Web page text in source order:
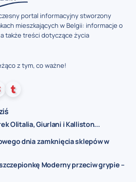
portal informacyjny stworzony
mieszkających w Belgii: informacje o
także treści dotyczące życia
z tym, co ważne!
Olitalia, Giurlani i Kalliston...
dnia zamknięcia sklepów w
Moderny przeciw grypie –